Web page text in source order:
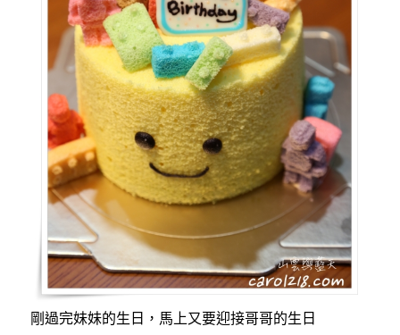
型
蛋
糕）〉
剛過完妹妹的生日，馬上又要迎接哥哥的生日